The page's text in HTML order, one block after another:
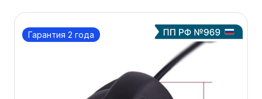
Гарантия 2 года